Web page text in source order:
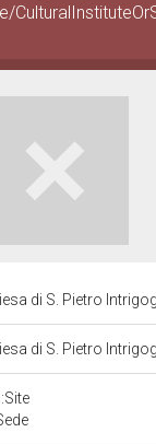
di S. Pietro
di S. Pietro